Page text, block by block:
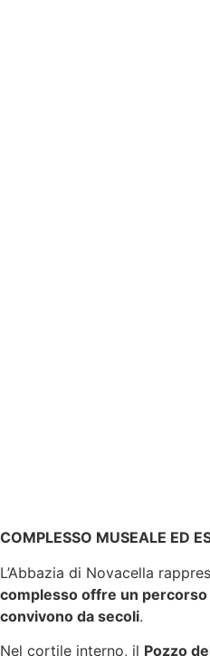
COMPLESSO MUSEALE ED
L’Abbazia di Novacella
complesso offre un
convivono da secoli.
Nel cortile interno, il Pozzo